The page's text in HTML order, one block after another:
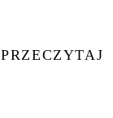
PRZECZYTAJ